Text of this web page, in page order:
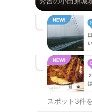
城を楽しむ！
たと北条氏を恐
電車だと少しア
で登ることが
利ですし、ミ
スイーツもあり
す。他にも小田
ならギリギリ回
にリニューアル
スポット3件